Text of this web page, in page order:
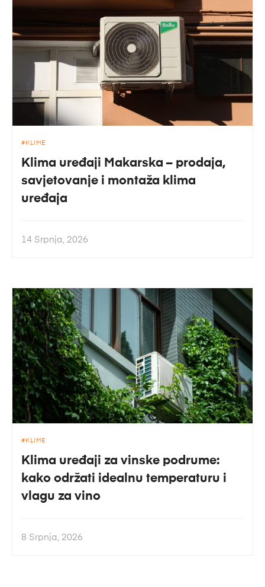
KLIME
Klima uređaji Makarska – prodaja,
savjetovanje i montaža klima
uređaja
14 Srpnja, 2026
KLIME
Klima uređaji za vinske podrume:
kako održati idealnu temperaturu i
vlagu za vino
8 Srpnja, 2026